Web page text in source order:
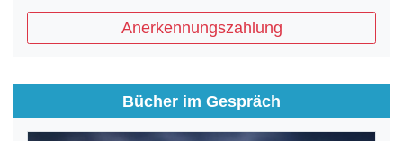
Anerkennungszahlung
Bücher im Gespräch